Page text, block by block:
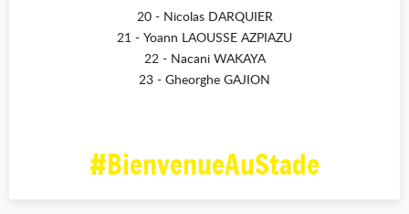
20 - Nicolas DARQUIER
21 - Yoann LAOUSSE AZPIAZU
22 - Nacani WAKAYA
23 - Gheorghe GAJION
#BienvenueAuStade